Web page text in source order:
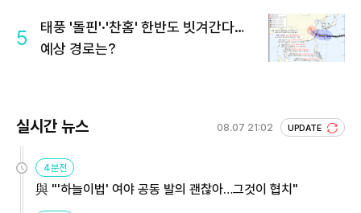
5
태풍 '돌핀'·'찬홈' 한반도 빗겨간다…
예상 경로는?
실시간 뉴스 08.07 21:02 UPDATE
4분전
與 "'하늘이법' 여야 공동 발의 괜찮아…그것이 협치"